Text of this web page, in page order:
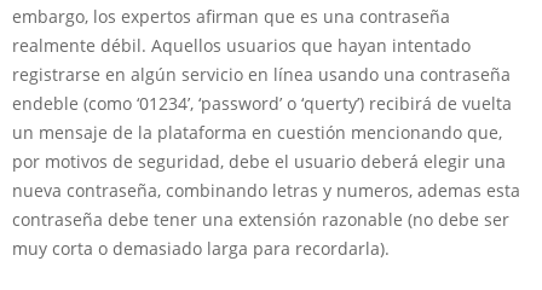
embargo, los expertos afirman que es una contraseña
realmente débil. Aquellos usuarios que hayan intentado
registrarse en algún servicio en línea usando una contraseña
endeble (como ‘01234’, ‘password’ o ‘querty’) recibirá de vuelta
un mensaje de la plataforma en cuestión mencionando que,
por motivos de seguridad, debe el usuario deberá elegir una
nueva contraseña, combinando letras y numeros, ademas esta
contraseña debe tener una extensión razonable (no debe ser
muy corta o demasiado larga para recordarla).